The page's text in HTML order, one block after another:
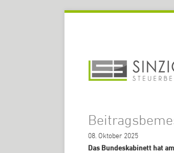
08. Oktober 2025
Das Bundeskabinett hat